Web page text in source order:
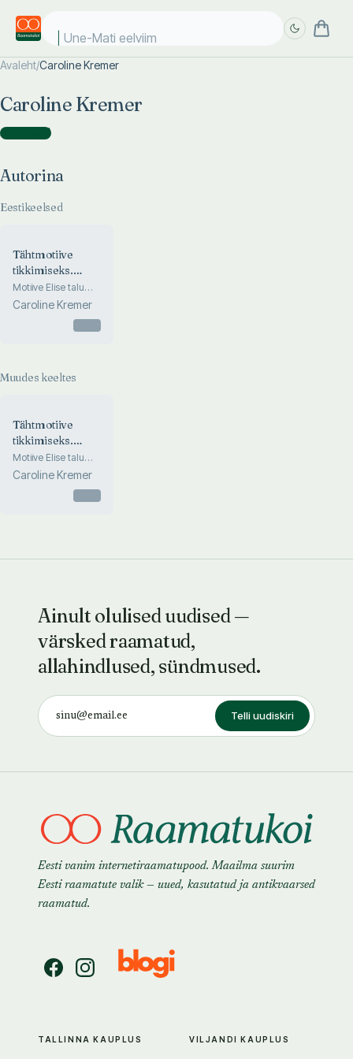
Une-Mati eelviima
Avaleht/Caroline Kremer
Caroline Kremer
Autorina )
Autorina
Eestikeelsed
Tähtmotiive
tikkimiseks.
Alphabet Letters
in Embroidery
Motiive Elise talu
käsitöökoja
mustrilehtedelt
Caroline Kremer
Muudes keeltes
Tähtmotiive
tikkimiseks.
Alphabet Letters
in Embroidery
Motiive Elise talu
käsitöökoja
mustrilehtedelt
Caroline Kremer
Ainult olulised uudised —
värsked raamatud,
allahindlused, sündmused.
Telli uudiskiri
Eesti vanim internetiraamatupood. Maailma suurim
Eesti raamatute valik — uued, kasutatud ja antikvaarsed
raamatud.
TALLINNA KAUPLUS VILJANDI KAUPLUS